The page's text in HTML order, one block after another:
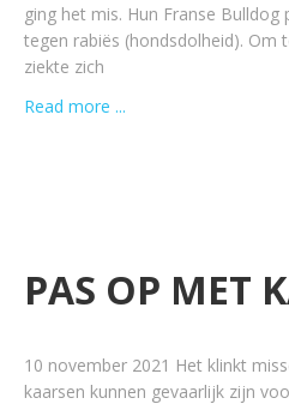
ging het mis. Hun Franse
tegen rabiës (hondsdolheid). Om
ziekte zich
Read more ...
PAS OP MET
10 november 2021 Het klinkt
kaarsen kunnen gevaarlijk zijn